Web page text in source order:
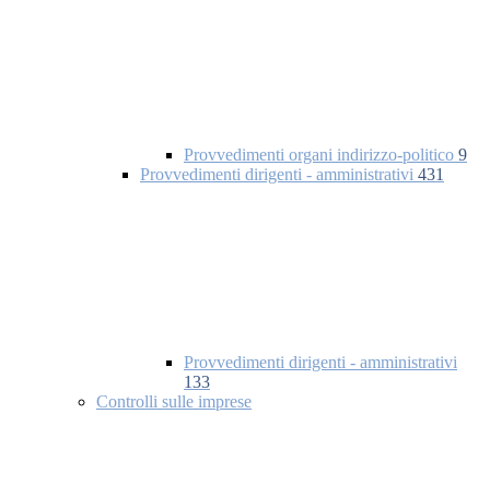
Provvedimenti organi indirizzo-politico 9
Provvedimenti dirigenti - amministrativi 431
Provvedimenti dirigenti - amministrativi
133
Controlli sulle imprese